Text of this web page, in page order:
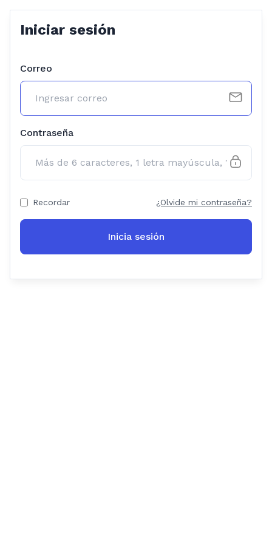
Iniciar sesión
Correo
Contraseña
Recordar ¿Olvide mi contraseña?